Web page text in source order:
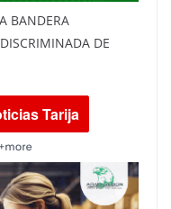
BANDERA
DE